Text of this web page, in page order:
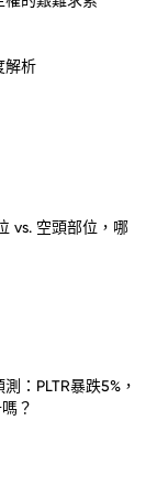
解析
vs. 空頭部位，哪
：PLTR暴跌5%，
？